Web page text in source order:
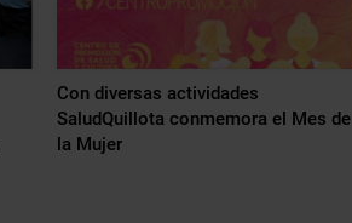
Con diversas actividades
SaludQuillota conmemora el Mes de
la Mujer